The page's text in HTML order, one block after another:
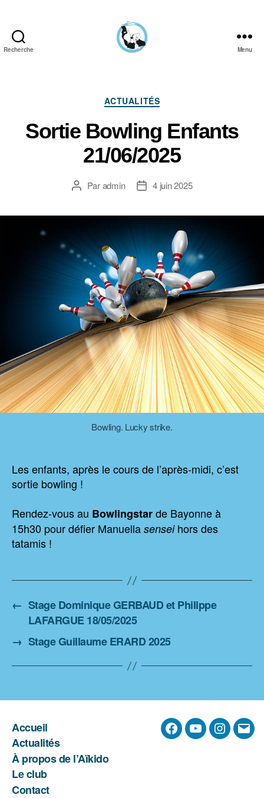
Recherche Menu
Catégories
ACTUALITÉS
Sortie Bowling Enfants
21/06/2025
Auteur
Paradmin
Date4 juin 2025
Bowling. Lucky strike.
Les enfants, après le cours de l’après-midi, c’est
sortie bowling !
Rendez-vous au Bowlingstarde Bayonne à
15h30 pour défier Manuella senseihors des
tatamis !
← Stage Dominique GERBAUD et Philippe
LAFARGUE 18/05/2025
→ Stage Guillaume ERARD 2025
Accueil
Actualités
À propos de l’Aïkido
Le club
Contact
FacebookYouTube E-